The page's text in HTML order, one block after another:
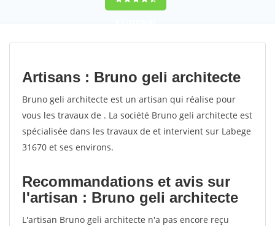
9,5(100%)82
votes
Artisans : Bruno geli architecte
Bruno geli architecte est un artisan qui réalise pour
vous les travaux de . La société Bruno geli architecte est
spécialisée dans les travaux de et intervient sur Labege
31670 et ses environs.
Recommandations et avis sur
l'artisan : Bruno geli architecte
L'artisan Bruno geli architecte n'a pas encore reçu